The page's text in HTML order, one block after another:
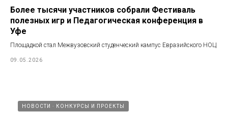
Более тысячи участников собрали Фестиваль
полезных игр и Педагогическая конференция в
Уфе
Площадкой стал Межвузовский студенческий кампус Евразийского НОЦ
09.05.2026
НОВОСТИ КОНКУРСЫ И ПРОЕКТЫ